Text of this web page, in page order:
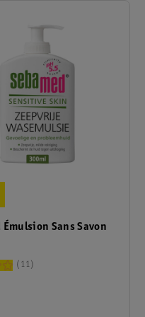
Émulsion Sans Savon
11